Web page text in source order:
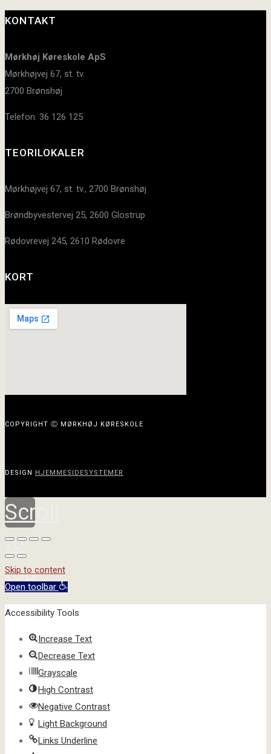
KONTAKT
Mørkhøj Køreskole ApS
Mørkhøjvej 67, st. tv.
2700 Brønshøj
Telefon: 36 126 125
TEORILOKALER
Mørkhøjvej 67, st. tv., 2700 Brønshøj
Brøndbyvestervej 25, 2600 Glostrup
Rødovrevej 245, 2610 Rødovre
KORT
COPYRIGHT Ⓒ MØRKHØJ KØRESKOLE
DESIGN HJEMMESIDESYSTEMER
Scroll
to
top
Skip to content
Open toolbar
Accessibility Tools
Increase Text
Decrease Text
Grayscale
High Contrast
Negative Contrast
Light Background
Links Underline